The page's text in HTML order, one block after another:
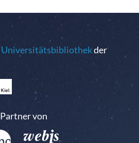
Universitätsbibliothekder
Partner von